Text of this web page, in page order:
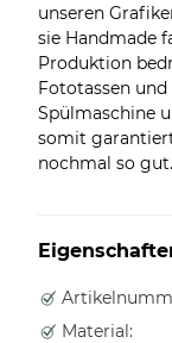
unseren
sie Handmade
Produktion
Fototassen
Spülmaschine
somit
nochmal so
Material: